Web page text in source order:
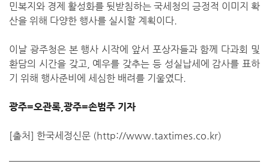
민복지와 경제 활성화를 뒷받침하는 국세청의 긍정적 이미지 확
산을 위해 다양한 행사를 실시할 계획이다.
이날 광주청은 본 행사 시작에 앞서 포상자들과 함께 다과회 및
환담의 시간을 갖고, 예우를 갖추는 등 성실납세에 감사를 표하
기 위해 행사준비에 세심한 배려를 기울였다.
광주=오관록,광주=손범주 기자
[출처] 한국세정신문 (http://www.taxtimes.co.kr)